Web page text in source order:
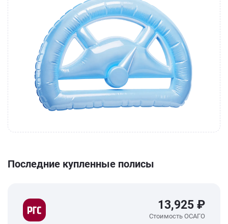
Последние купленные полисы
13,925 ₽
Стоимость ОСАГО